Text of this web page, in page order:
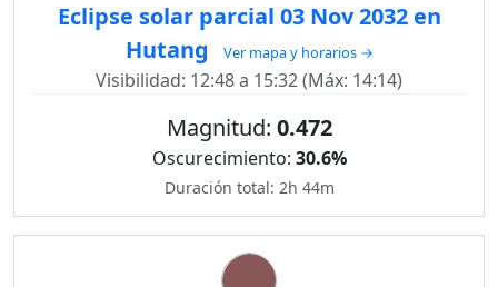
Eclipse solar parcial 03 Nov 2032 en
Hutang
Ver mapa y horarios →
Visibilidad: 12:48 a 15:32 (Máx: 14:14)
Magnitud: 0.472
Oscurecimiento: 30.6%
Duración total: 2h 44m